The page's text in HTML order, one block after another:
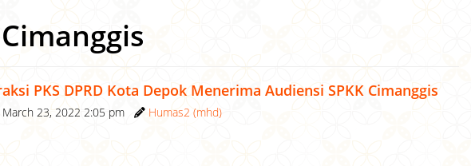
PKS DPRD Kota Depok Menerima Audiensi SPKK Cimanggis
March 23, 2022 2:05 pm Humas2 (mhd)